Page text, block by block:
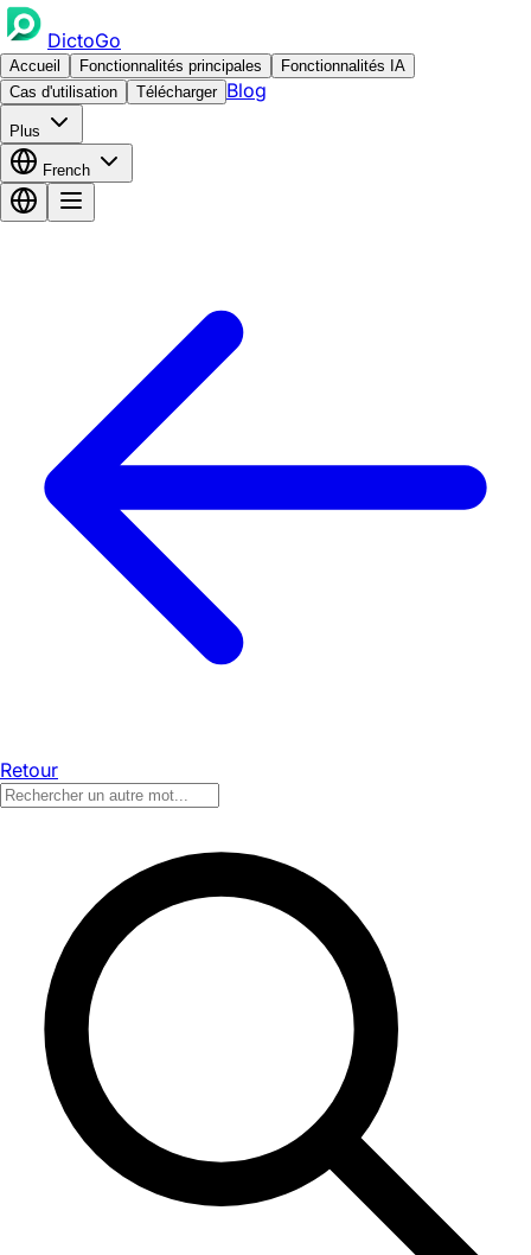
DictoGo
Accueil Fonctionnalités principales
Fonctionnalités IA
Cas d'utilisation
Télécharger Blog
Plus
French
Retour